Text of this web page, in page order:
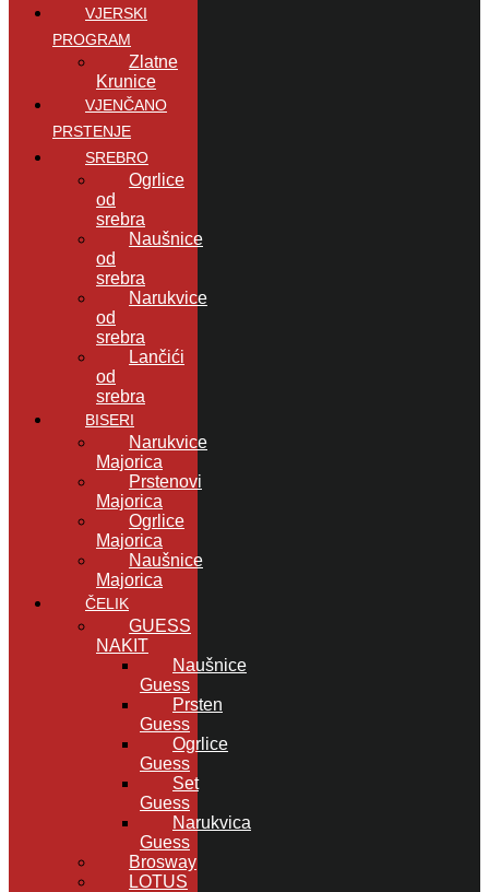
VJERSKI
PROGRAM
Zlatne
Krunice
VJENČANO
PRSTENJE
SREBRO
Ogrlice
od
srebra
Naušnice
od
srebra
Narukvice
od
srebra
Lančići
od
srebra
BISERI
Narukvice
Majorica
Prstenovi
Majorica
Ogrlice
Majorica
Naušnice
Majorica
ČELIK
GUESS
NAKIT
Naušnice
Guess
Prsten
Guess
Ogrlice
Guess
Set
Guess
Narukvica
Guess
Brosway
LOTUS